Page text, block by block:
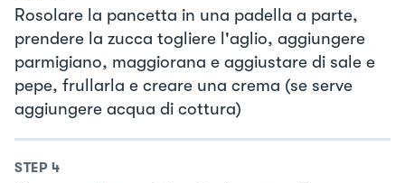
Rosolare la pancetta in una padella a parte,
prendere la zucca togliere l'aglio, aggiungere
parmigiano, maggiorana e aggiustare di sale e
pepe, frullarla e creare una crema (se serve
aggiungere acqua di cottura)
STEP 4